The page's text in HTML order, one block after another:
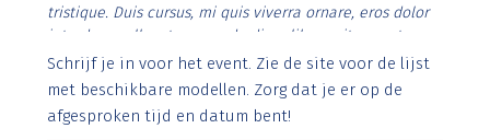
tristique. Duis cursus, mi quis viverra ornare, eros dolor
interdum nulla, ut commodo diam libero vitae erat.
Aenean faucibus nibh et justo cursus id rutrum lorem
imperdiet. Nunc ut sem vitae risus tristique posuere.
Schrijf je in voor het event. Zie de site voor de lijst
met beschikbare modellen. Zorg dat je er op de
afgesproken tijd en datum bent!